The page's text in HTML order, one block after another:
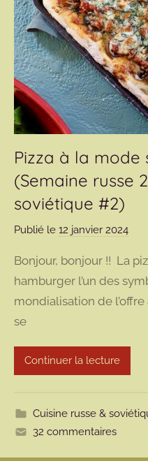
Pizza à la mode
(Semaine russe
soviétique #2)
Publié le 12 janvier 2024p
r
m
a
t
e
Bonjour, bonjour !! La
hamburger l’un des
mondialisation de
se
Continuer la lecture
Cuisine russe &
32 commentaires